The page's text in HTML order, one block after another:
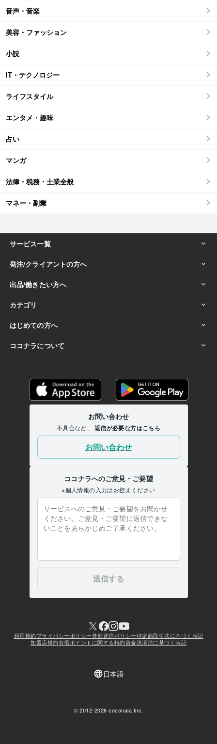
音声・音楽
美容・ファッション
小説
IT・テクノロジー
ライフスタイル
エンタメ・趣味
占い
マンガ
法律・税務・士業全般
マネー・副業